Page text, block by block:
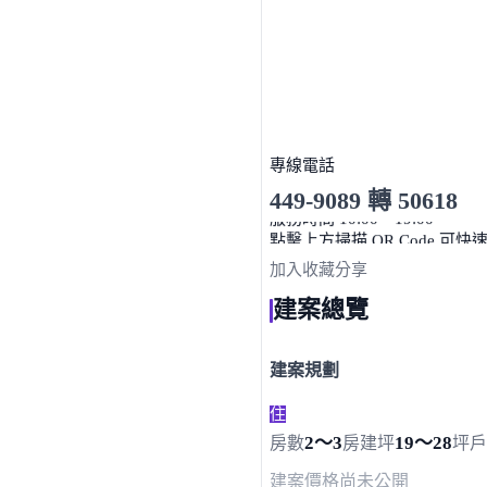
專線電話
449-9089 轉 50618
服務時間 10:00～19:00
加入收藏分享
建案總覽
建案規劃
住
房數2～3房建坪19～28坪
建案價格尚未公開